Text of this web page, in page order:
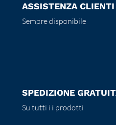
ASSISTENZA CLIENTI
Sempre disponibile
SPEDIZIONE
Su tutti i i prodotti